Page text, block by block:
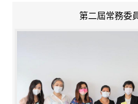
第二屆常務委